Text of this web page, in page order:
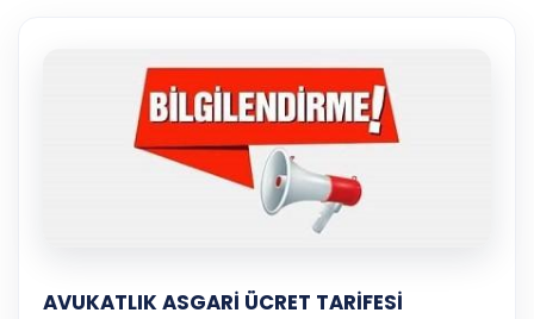
Duruşma ve görev
takvimi
Hatırlatma ve
Bildirim
Süreleri asla kaçırmayın
takibi
Raporlar ve
Tek tıkla profesyonel
rapor
Tek panelde uçtan uca yönetim
UYAP & UETS entegrasyonundan finansa, hepsi bir arada.
AVUKATLIK ASGARİ ÜCRET TARİFESİ